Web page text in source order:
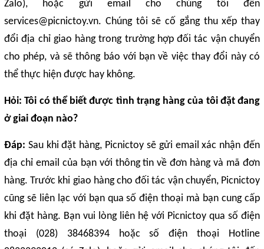
Zalo), hoặc gửi email cho chúng tôi đến
services@picnictoy.vn. Chúng tôi sẽ cố gắng thu xếp thay
đổi địa chỉ giao hàng trong trường hợp đối tác vận chuyển
cho phép, và sẽ thông báo với bạn về việc thay đổi này có
thể thực hiện được hay không.
Hỏi: Tôi có thể biết được tình trạng hàng của tôi đặt đang
ở giai đoạn nào?
Đáp: Sau khi đặt hàng, Picnictoy sẽ gửi email xác nhận đến
địa chỉ email của bạn với thông tin về đơn hàng và mã đơn
hàng. Trước khi giao hàng cho đối tác vận chuyển, Picnictoy
cũng sẽ liên lạc với bạn qua số điện thoại mà bạn cung cấp
khi đặt hàng. Bạn vui lòng liên hệ với Picnictoy qua số điện
thoại (028) 38468394 hoặc số điện thoại Hotline